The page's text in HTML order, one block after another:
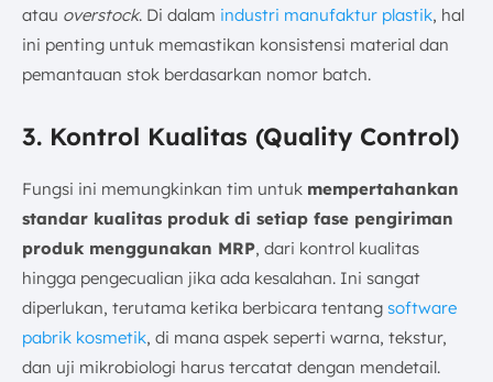
atau overstock. Di dalam industri manufaktur plastik, hal
ini penting untuk memastikan konsistensi material dan
pemantauan stok berdasarkan nomor batch.
3. Kontrol Kualitas (Quality Control)
Fungsi ini memungkinkan tim untuk mempertahankan
standar kualitas produk di setiap fase pengiriman
produk menggunakan MRP, dari kontrol kualitas
hingga pengecualian jika ada kesalahan. Ini sangat
diperlukan, terutama ketika berbicara tentang software
pabrik kosmetik, di mana aspek seperti warna, tekstur,
dan uji mikrobiologi harus tercatat dengan mendetail.